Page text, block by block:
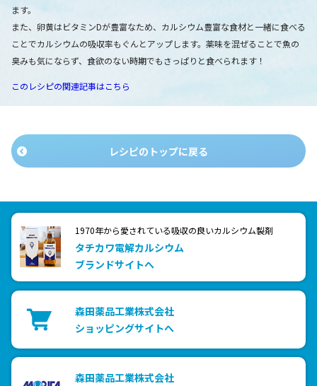
ます。
また、卵黄はビタミンDが豊富なため、カルシウム豊富な食材と一緒に食べる
ことでカルシウムの吸収率もぐんとアップします。薬味を混ぜることで魚の
臭みも気にならず、食欲のない時期でもさっぱりと食べられます！
このレシピの関連記事はこちら
レシピのトップに戻る
1970年から愛されている吸収の良いカルシウム製剤
タチカワ電解カルシウム
ブランドサイトへ
森田薬品工業株式会社
ショッピングサイトへ
森田薬品工業株式会社